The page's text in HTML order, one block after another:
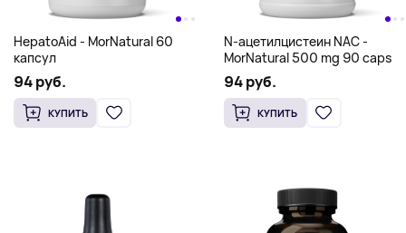
здоровья AGLS Libido Him -
MorNatural 60 caps
КУПИТЬ КУПИТЬ